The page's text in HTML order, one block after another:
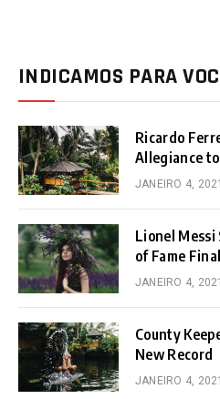
INDICAMOS PARA
Ricardo
Allegiance
JANEIRO 4, 2021
Lionel Messi
of Fame
JANEIRO 4, 2021
County
New Record
JANEIRO 4, 2021